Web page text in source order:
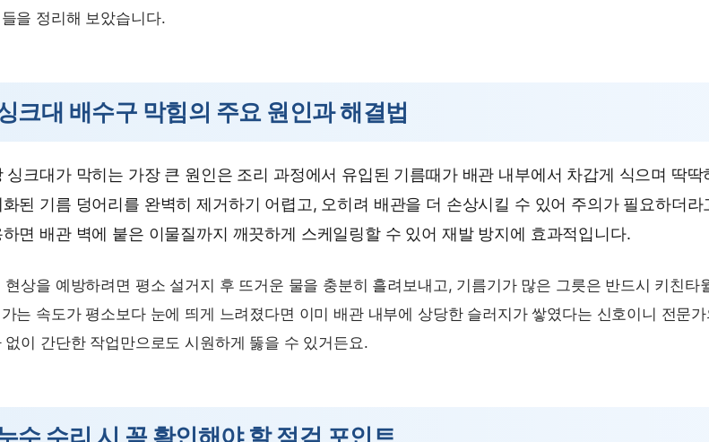
을 정리해 보았습니다.
크대 배수구 막힘의 주요 원인과 해결법
싱크대가 막히는 가장 큰 원인은 조리 과정에서 유입된 기름때가 배관 내부에서 차갑게 식으며 딱
된 기름 덩어리를 완벽히 제거하기 어렵고, 오히려 배관을 더 손상시킬 수 있어 주의가 필요하더
면 배관 벽에 붙은 이물질까지 깨끗하게 스케일링할 수 있어 재발 방지에 효과적입니다.
현상을 예방하려면 평소 설거지 후 뜨거운 물을 충분히 흘려보내고, 기름기가 많은 그릇은 반드시 키친
는 속도가 평소보다 눈에 띄게 느려졌다면 이미 배관 내부에 상당한 슬러지가 쌓였다는 신호이니 전문
없이 간단한 작업만으로도 시원하게 뚫을 수 있거든요.